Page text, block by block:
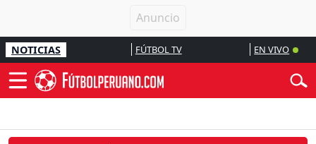
NOTICIAS FÚTBOL TV EN VIVO